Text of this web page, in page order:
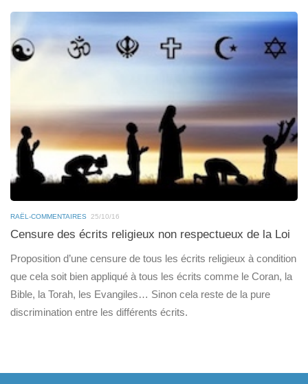
RAËL-COMMENTAIRES 25/10/16
Censure des écrits religieux non respectueux de la Loi
Proposition d’une censure de tous les écrits religieux à condition
que cela soit bien appliqué à tous les écrits comme le Coran, la
Bible, la Torah, les Evangiles… Sinon cela reste de la pure
discrimination entre les différents écrits.